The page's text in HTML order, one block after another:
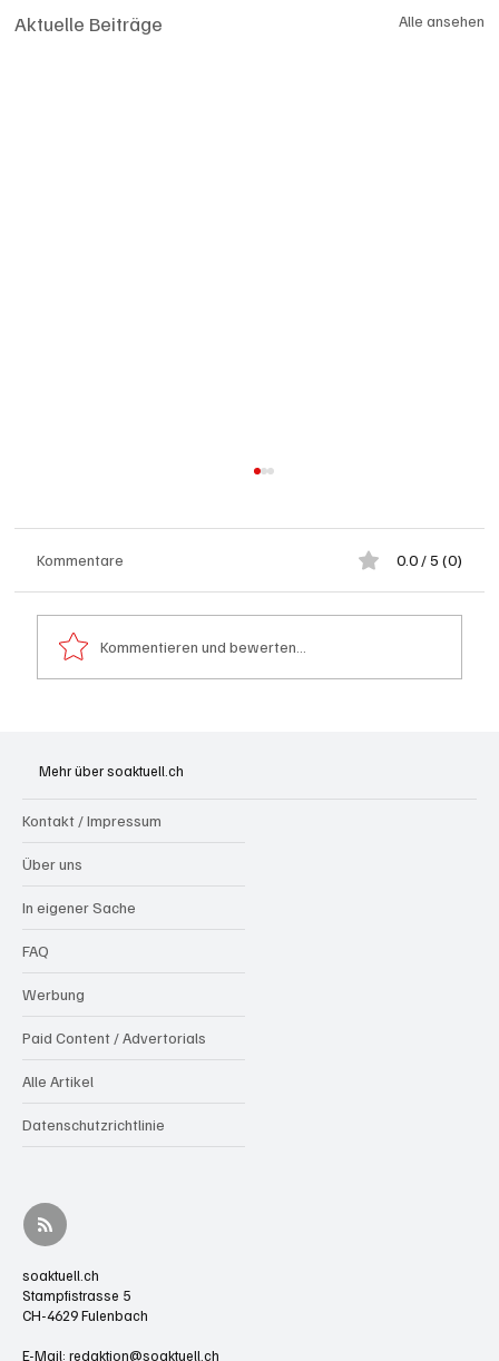
Aktuelle Beiträge Alle ansehen
Kommentare 0.0 / 5 (0)
Kommentieren und bewerten...
Mehr über soaktuell.ch
Kontakt / Impressum
Über uns
In eigener Sache
FAQ
Werbung
Paid Content / Advertorials
Alle Artikel
Datenschutzrichtlinie
soaktuell.ch
Stampfistrasse 5
CH-4629 Fulenbach
E-Mail: redaktion@soaktuell.ch